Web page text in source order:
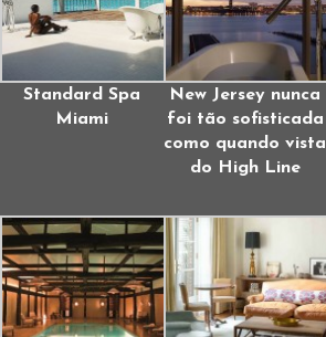
Standard Spa
Miami
New Jersey nunca
foi tão sofisticada
como quando vista
do High Line